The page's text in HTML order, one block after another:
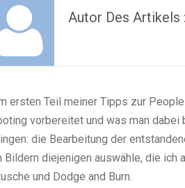
Autor Des Artikels :
ersten Teil meiner Tipps zur
vorbereitet und was man dabei
die Bearbeitung der
Bildern diejenigen auswähle, die
und Dodge and Burn.